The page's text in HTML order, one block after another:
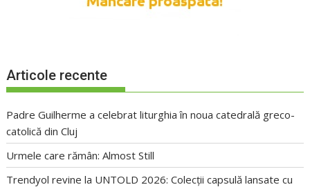
Articole recente
Padre Guilherme a celebrat liturghia în noua catedrală greco-
catolică din Cluj
Urmele care rămân: Almost Still
Trendyol revine la UNTOLD 2026: Colecții capsulă lansate cu